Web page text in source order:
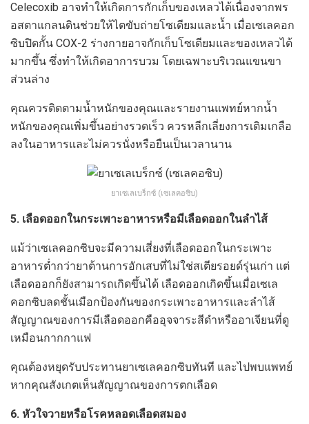
Celecoxib อาจทำให้เกิดการกักเก็บของเหลวได้เนื่องจากพร
อสตาแกลนดินช่วยให้ไตขับถ่ายโซเดียมและน้ำ เมื่อเซเลคอก
ซิบปิดกั้น COX-2 ร่างกายอาจกักเก็บโซเดียมและของเหลวได้
มากขึ้น ซึ่งทำให้เกิดอาการบวม โดยเฉพาะบริเวณแขนขา
ส่วนล่าง
คุณควรติดตามน้ำหนักของคุณและรายงานแพทย์หากน้ำ
หนักของคุณเพิ่มขึ้นอย่างรวดเร็ว ควรหลีกเลี่ยงการเติมเกลือ
ลงในอาหารและไม่ควรนั่งหรือยืนเป็นเวลานาน
ยาเซเลเบร็กซ์ (เซเลคอซิบ)
5. เลือดออกในกระเพาะอาหารหรือมีเลือดออกในลำไส้
แม้ว่าเซเลคอกซิบจะมีความเสี่ยงที่เลือดออกในกระเพาะ
อาหารต่ำกว่ายาต้านการอักเสบที่ไม่ใช่สเตียรอยด์รุ่นเก่า แต่
เลือดออกก็ยังสามารถเกิดขึ้นได้ เลือดออกเกิดขึ้นเมื่อเซเล
คอกซิบลดชั้นเมือกป้องกันของกระเพาะอาหารและลำไส้
สัญญาณของการมีเลือดออกคืออุจจาระสีดำหรืออาเจียนที่ดู
เหมือนกากกาแฟ
คุณต้องหยุดรับประทานยาเซเลคอกซิบทันที และไปพบแพทย์
หากคุณสังเกตเห็นสัญญาณของการตกเลือด
6. หัวใจวายหรือโรคหลอดเลือดสมอง